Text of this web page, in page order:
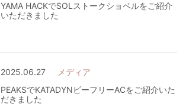
YAMA HACKでSOLストークショベルをご紹介
いただきました
2025.06.27
メディア
PEAKSでKATADYNビーフリーACをご紹介いた
だきました